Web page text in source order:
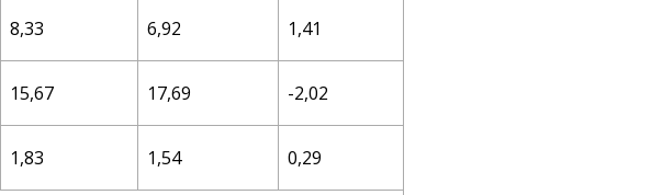
8,33 6,92 1,41
15,67 17,69 -2,02
1,83 1,54 0,29